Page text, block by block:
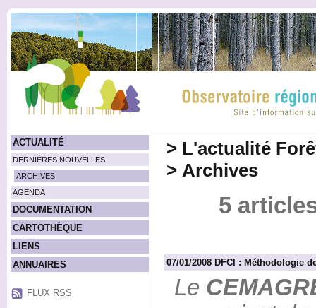
ACTUALITÉ
DERNIÈRES NOUVELLES
ARCHIVES
AGENDA
DOCUMENTATION
CARTOTHÈQUE
LIENS
ANNUAIRES
FLUX RSS
> L'actualité
> Archives
5
07/01/2008 DFCI : Méthodologie
Le